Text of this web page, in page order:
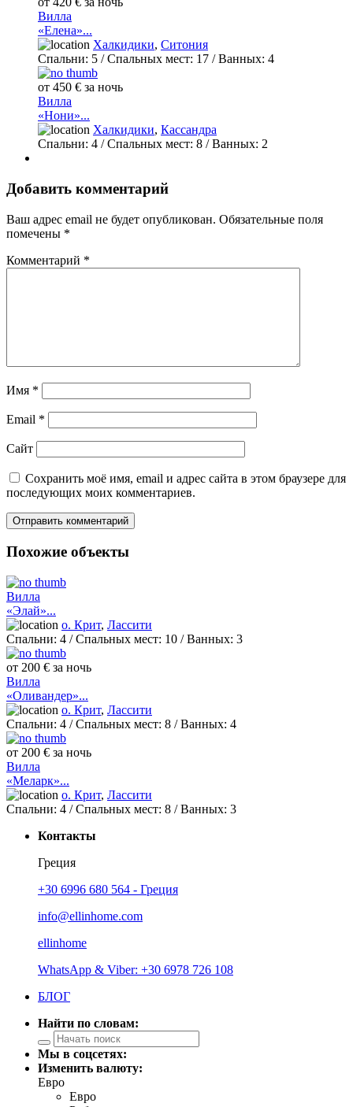
Вилла
«Елена»...
Халкидики, Ситония
Спальни: 5 / Спальных мест: 17 /Ванных: 4
от 450 € за ночь
Вилла
«Нони»...
Халкидики, Кассандра
Спальни: 4 / Спальных мест: 8 /Ванных: 2
Добавить комментарий
Ваш адрес email не будет опубликован. Обязательные поля
помечены *
Комментарий *
Имя *
Email *
Сайт
Сохранить моё имя, email и адрес сайта в этом браузере для
последующих моих комментариев.
Похожие объекты
Вилла
«Элай»...
о. Крит, Лассити
Спальни: 4 / Спальных мест: 10 /Ванных: 3
от 200 € за ночь
Вилла
«Оливандер»...
о. Крит, Лассити
Спальни: 4 / Спальных мест: 8 /Ванных: 4
от 200 € за ночь
Вилла
«Меларк»...
о. Крит, Лассити
Спальни: 4 / Спальных мест: 8 /Ванных: 3
Контакты
Греция
+30 6996 680 564 - Греция
info@ellinhome.com
ellinhome
WhatsApp & Viber: +30 6978 726 108
БЛОГ
Найти по словам:
Мы в соцсетях:
Изменить валюту:
Евро
Евро